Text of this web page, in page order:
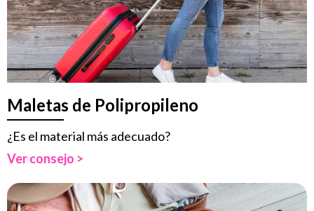
Maletas de Polipropileno
¿Es el material más adecuado?
Ver consejo >